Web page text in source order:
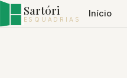
Sartóri
ESQUADRIAS
Início